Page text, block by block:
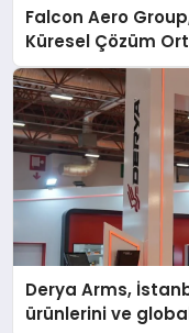
Falcon Aero
Küresel Çözüm
Derya Arms,
ürünlerini ve